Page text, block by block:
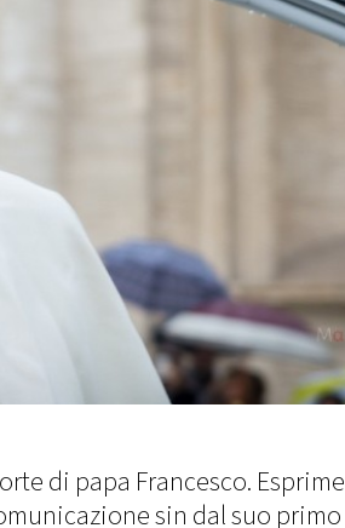
di papa Francesco.
sin dal suo